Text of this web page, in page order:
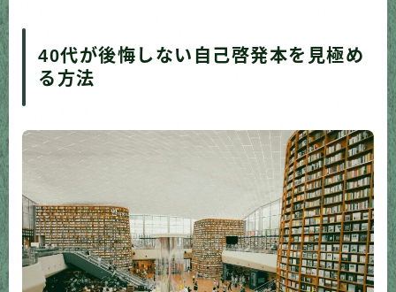
40代が後悔しない自己啓発本を見極め
る方法